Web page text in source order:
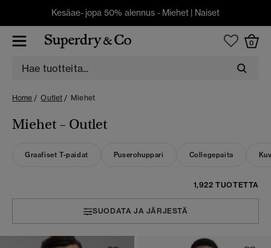
Kesäae- jopa 50% alennus - Miehet | Naiset
0
Home Outlet Miehet
Miehet – Outlet
Graafiset T-paidat Puserohuppari Collegepaita
1,922 TUOTETTA
SUODATA JA JÄRJESTÄ